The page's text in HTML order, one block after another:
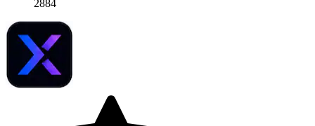
2884